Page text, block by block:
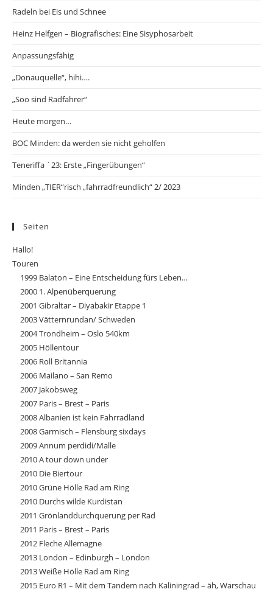
Radeln bei Eis und Schnee
Heinz Helfgen – Biografisches: Eine Sisyphosarbeit
Anpassungsfähig
„Donauquelle“, hihi….
„Soo sind Radfahrer“
Heute morgen…
BOC Minden: da werden sie nicht geholfen
Teneriffa ´23: Erste „Fingerübungen“
Minden „TIER“risch „fahrradfreundlich“ 2/ 2023
Seiten
Hallo!
Touren
1999 Balaton – Eine Entscheidung fürs Leben…
2000 1. Alpenüberquerung
2001 Gibraltar – Diyabakir Etappe 1
2003 Vätternrundan/ Schweden
2004 Trondheim – Oslo 540km
2005 Höllentour
2006 Roll Britannia
2006 Mailano – San Remo
2007 Jakobsweg
2007 Paris – Brest – Paris
2008 Albanien ist kein Fahrradland
2008 Garmisch – Flensburg sixdays
2009 Annum perdidi/Malle
2010 A tour down under
2010 Die Biertour
2010 Grüne Hölle Rad am Ring
2010 Durchs wilde Kurdistan
2011 Grönlanddurchquerung per Rad
2011 Paris – Brest – Paris
2012 Fleche Allemagne
2013 London – Edinburgh – London
2013 Weiße Hölle Rad am Ring
2015 Euro R1 – Mit dem Tandem nach Kaliningrad – äh, Warschau